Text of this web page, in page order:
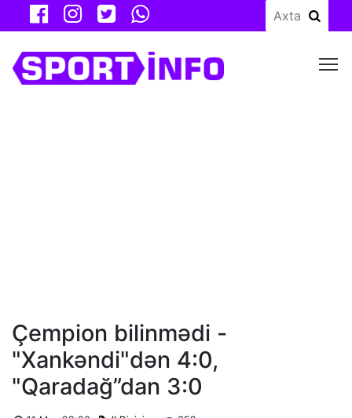
Çempion bilinmədi -
"Xankəndi"dən 4:0,
"Qaradağ”dan 3:0